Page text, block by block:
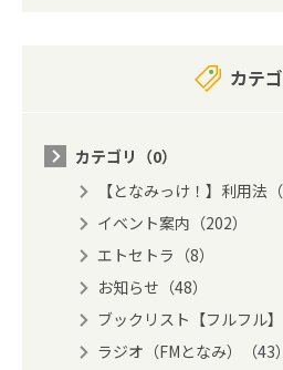
カテ
カテゴリ（0）
【となみっけ！】利用法（
イベント案内（202）
エトセトラ（8）
お知らせ（48）
ブックリスト【フルフル】
ラジオ（FMとなみ）（43）